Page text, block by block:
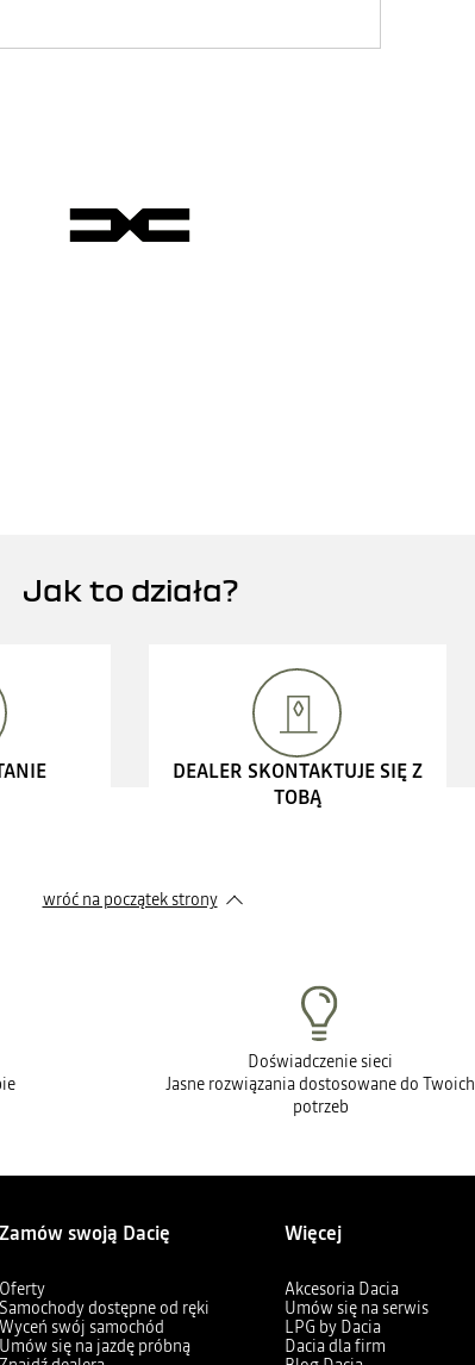
Jak to działa?
DEALER SKONTAKTUJE SIĘ Z
TOBĄ
wróć na początek strony
Doświadczenie sieci
Jasne rozwiązania dostosowane do Twoich
potrzeb
Zamów swoją Dacię
Oferty
Samochody dostępne od ręki
Wyceń swój samochód
Umów się na jazdę próbną
Więcej
Akcesoria Dacia
Umów się na serwis
LPG by Dacia
Dacia dla firm